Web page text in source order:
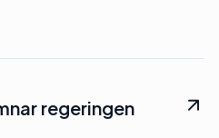
regeringen